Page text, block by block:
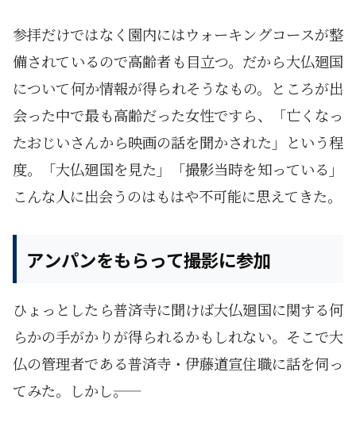
参拝だけではなく園内にはウォーキングコースが整
備されているので高齢者も目立つ。だから大仏廻国
について何か情報が得られそうなもの。ところが出
会った中で最も高齢だった女性ですら、「亡くなっ
たおじいさんから映画の話を聞かされた」という程
度。「大仏廻国を見た」「撮影当時を知っている」
こんな人に出会うのはもはや不可能に思えてきた。
アンパンをもらって撮影に参加
ひょっとしたら普済寺に聞けば大仏廻国に関する何
らかの手がかりが得られるかもしれない。そこで大
仏の管理者である普済寺・伊藤道宣住職に話を伺っ
てみた。しかし――。